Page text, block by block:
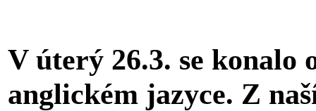
V úterý 26.3. se
anglickém jazyce. Z